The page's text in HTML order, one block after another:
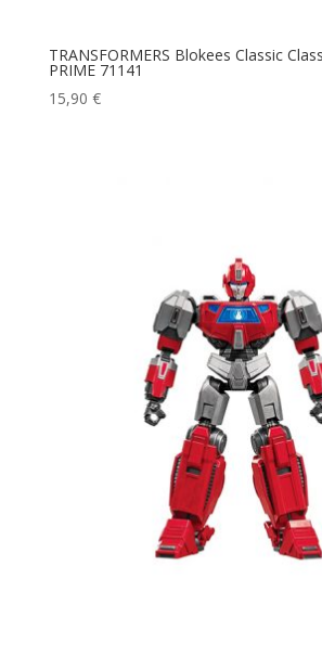
TRANSFORMERS Blokees Classic
PRIME 71141
15,90 €